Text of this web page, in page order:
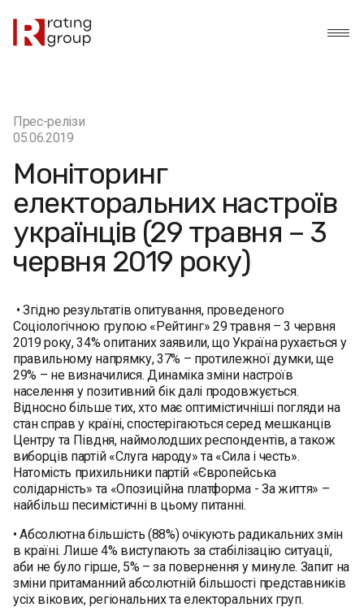
Прес-релізи
05.06.2019
Моніторинг
електоральних настроїв
українців (29 травня – 3
червня 2019 року)
• Згідно результатів опитування, проведеного
Соціологічною групою «Рейтинг» 29 травня – 3 червня
2019 року, 34% опитаних заявили, що Україна рухається у
правильному напрямку, 37% – протилежної думки, ще
29% – не визначилися. Динаміка зміни настроїв
населення у позитивний бік далі продовжується.
Відносно більше тих, хто має оптимістичніші погляди на
стан справ у країні, спостерігаються серед мешканців
Центру та Півдня, наймолодших респондентів, а також
виборців партій «Слуга народу» та «Сила і честь».
Натомість прихильники партій «Європейська
солідарність» та «Опозиційна платформа - За життя» –
найбільш песимістичні в цьому питанні.
• Абсолютна більшість (88%) очікують радикальних змін
в країні. Лише 4% виступають за стабілізацію ситуації,
аби не було гірше, 5% – за повернення у минуле. Запит на
зміни притаманний абсолютній більшості представників
усіх вікових, регіональних та електоральних груп.